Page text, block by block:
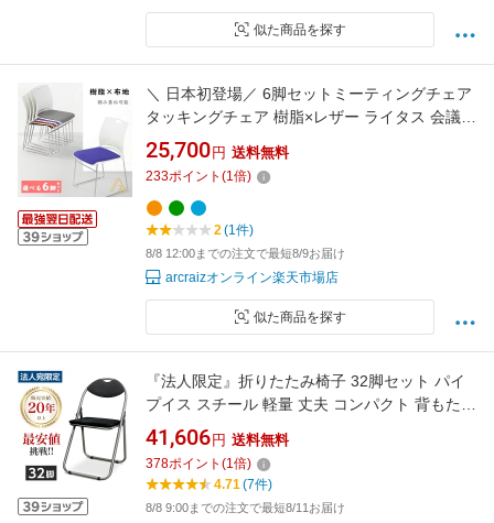
似た商品を探す
＼ 日本初登場／ 6脚セットミーティングチェア
タッキングチェア 樹脂×レザー ライタス 会議用
椅子 会議椅子 会議用チェア 会議チェア 会議室
椅子 チェア 収納 ループ脚 会議チェア グループ
チェア フィス家具 インテリア
25,700 円 送料無料
233ポイント (1倍)
2(1件)
8/8 12:00までの注文で最短8/9お届け
arcraizオンライン楽天市場店
似た商品を探す
『法人限定』折りたたみ椅子 32脚セット パイ
プイス スチール 軽量 丈夫 コンパクト 背もたれ
付き 大量 業務用 来客用 会議用 学校 イベント
GRATES『送料無料（一部地域除く）』
41,606 円 送料無料
378ポイント (1倍)
4.71(7件)
8/8 9:00までの注文で最短8/11お届け